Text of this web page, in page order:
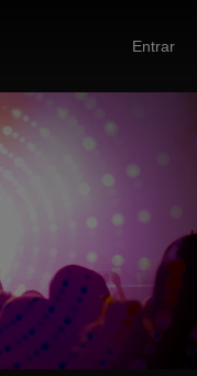
Entrar